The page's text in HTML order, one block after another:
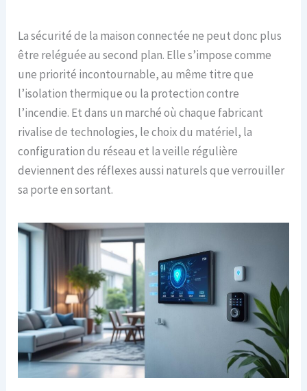
La sécurité de la maison connectée ne peut donc plus
être reléguée au second plan. Elle s’impose comme
une priorité incontournable, au même titre que
l’isolation thermique ou la protection contre
l’incendie. Et dans un marché où chaque fabricant
rivalise de technologies, le choix du matériel, la
configuration du réseau et la veille régulière
deviennent des réflexes aussi naturels que verrouiller
sa porte en sortant.